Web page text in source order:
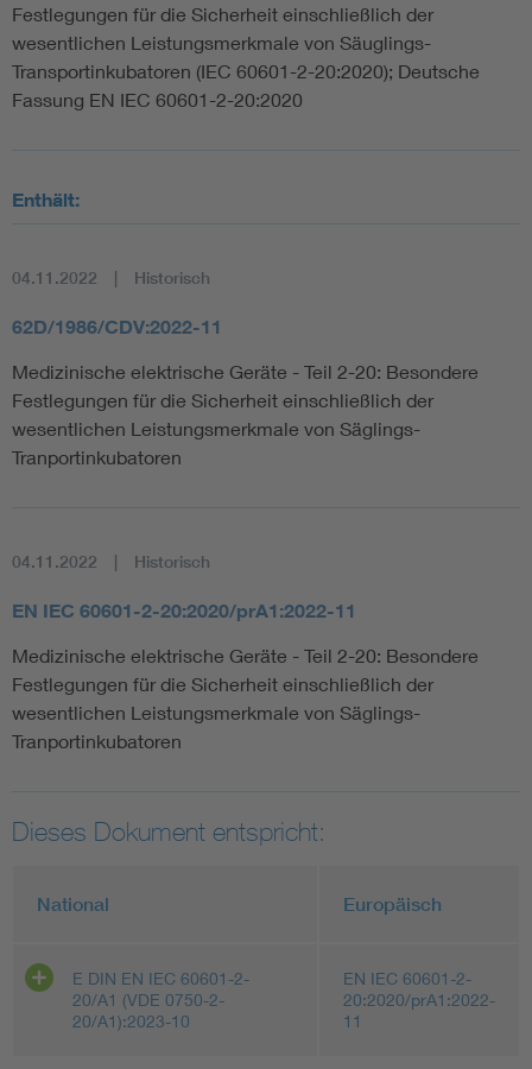
Festlegungen für die Sicherheit einschließlich der
wesentlichen Leistungsmerkmale von Säuglings-
Transportinkubatoren (IEC 60601-2-20:2020); Deutsche
Fassung EN IEC 60601-2-20:2020
Enthält:
04.11.2022 Historisch
62D/1986/CDV:2022-11
Medizinische elektrische Geräte - Teil 2-20: Besondere
Festlegungen für die Sicherheit einschließlich der
wesentlichen Leistungsmerkmale von Säglings-
Tranportinkubatoren
04.11.2022 Historisch
EN IEC 60601-2-20:2020/prA1:2022-11
Medizinische elektrische Geräte - Teil 2-20: Besondere
Festlegungen für die Sicherheit einschließlich der
wesentlichen Leistungsmerkmale von Säglings-
Tranportinkubatoren
Dieses Dokument entspricht:
National Europäisch
E DIN EN IEC 60601-2-
20/A1 (VDE 0750-2-
20/A1):2023-10
EN IEC 60601-2-
20:2020/prA1:2022-
11